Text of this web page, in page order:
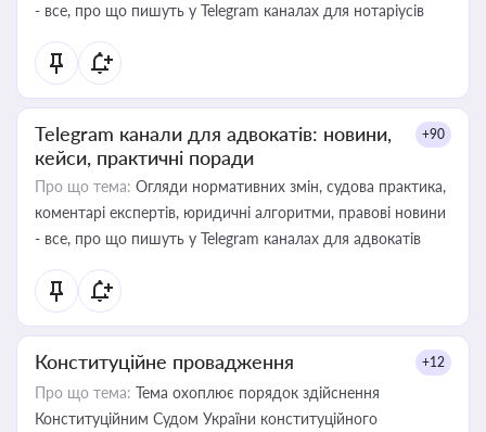
- все, про що пишуть у Telegram каналах для нотаріусів
Telegram канали для адвокатів: новини,
кейси, практичні поради
+90
Про що тема: Огляди нормативних змін, судова практика,
коментарі експертів, юридичні алгоритми, правові новини
- все, про що пишуть у Telegram каналах для адвокатів
Конституційне провадження +12
Про що тема: Тема охоплює порядок здійснення
Конституційним Судом України конституційного